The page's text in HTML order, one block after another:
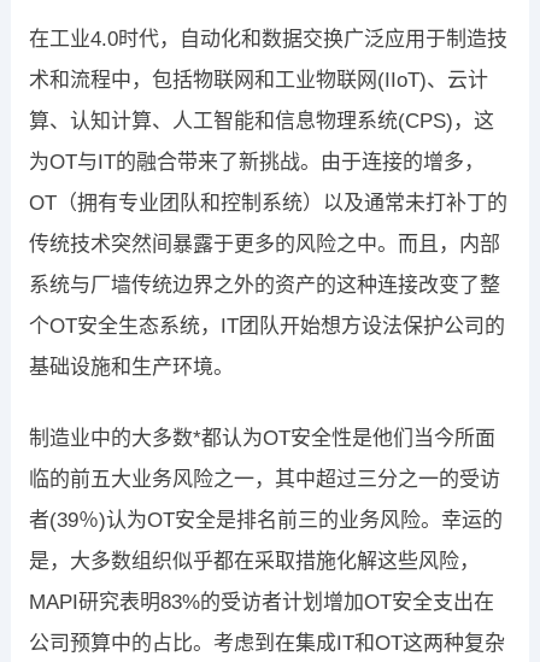
在工业4.0时代，自动化和数据交换广泛应用于制造技
术和流程中，包括物联网和工业物联网(IIoT)、云计
算、认知计算、人工智能和信息物理系统(CPS)，这
为OT与IT的融合带来了新挑战。由于连接的增多，
OT（拥有专业团队和控制系统）以及通常未打补丁的
传统技术突然间暴露于更多的风险之中。而且，内部
系统与厂墙传统边界之外的资产的这种连接改变了整
个OT安全生态系统，IT团队开始想方设法保护公司的
基础设施和生产环境。
制造业中的大多数*都认为OT安全性是他们当今所面
临的前五大业务风险之一，其中超过三分之一的受访
者(39％)认为OT安全是排名前三的业务风险。幸运的
是，大多数组织似乎都在采取措施化解这些风险，
MAPI研究表明83%的受访者计划增加OT安全支出在
公司预算中的占比。考虑到在集成IT和OT这两种复杂